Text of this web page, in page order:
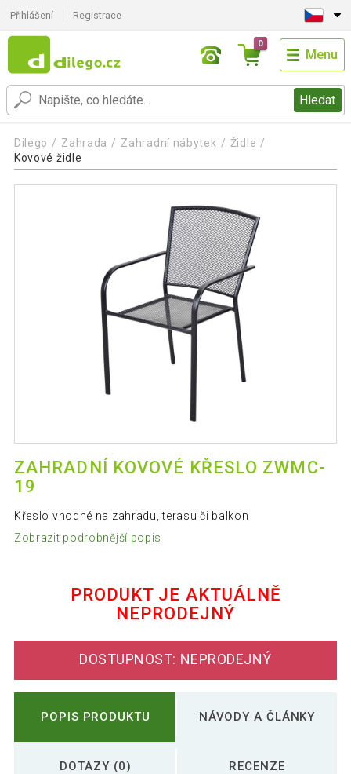
Přihlášení Registrace
Hledat
0
Menu
Dilego Zahrada Zahradní nábytek
Židle
Kovové židle
ZAHRADNÍ KOVOVÉ KŘESLO ZWMC-
19
Křeslo vhodné na zahradu, terasu či balkon
Zobrazit podrobnější popis
PRODUKT JE AKTUÁLNĚ
NEPRODEJNÝ
DOSTUPNOST: NEPRODEJNÝ
POPIS PRODUKTU NÁVODY A ČLÁNKY
DOTAZY (0) RECENZE